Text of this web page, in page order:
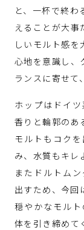
と、一杯で終
えることが大事
しいモルト感
心地を意識し、
ランスに寄せて
ホップはドイ
香りと輪郭のあ
モルトもコク
み、水質もキレ
またドルトム
出すため、今回
穏やかなモル
体を引き締めて